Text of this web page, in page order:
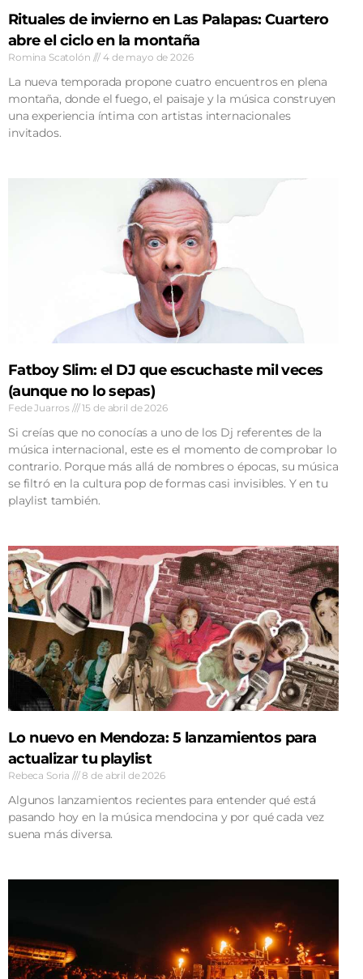
Rituales de invierno en Las Palapas: Cuartero
abre el ciclo en la montaña
Romina Scatolón 4 de mayo de 2026
La nueva temporada propone cuatro encuentros en plena
montaña, donde el fuego, el paisaje y la música construyen
una experiencia íntima con artistas internacionales
invitados.
Fatboy Slim: el DJ que escuchaste mil veces
(aunque no lo sepas)
Fede Juarros 15 de abril de 2026
Si creías que no conocías a uno de los Dj referentes de la
música internacional, este es el momento de comprobar lo
contrario. Porque más allá de nombres o épocas, su música
se filtró en la cultura pop de formas casi invisibles. Y en tu
playlist también.
Lo nuevo en Mendoza: 5 lanzamientos para
actualizar tu playlist
Rebeca Soria 8 de abril de 2026
Algunos lanzamientos recientes para entender qué está
pasando hoy en la música mendocina y por qué cada vez
suena más diversa.